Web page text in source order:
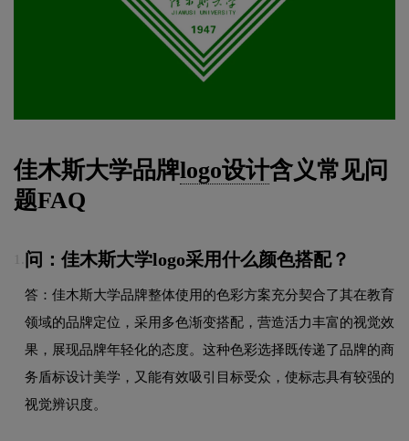
佳木斯大学品牌logo设计含义常见问
题FAQ
问：佳木斯大学logo采用什么颜色搭配？
答：佳木斯大学品牌整体使用的色彩方案充分契合了其在教育
领域的品牌定位，采用多色渐变搭配，营造活力丰富的视觉效
果，展现品牌年轻化的态度。这种色彩选择既传递了品牌的商
务盾标设计美学，又能有效吸引目标受众，使标志具有较强的
视觉辨识度。